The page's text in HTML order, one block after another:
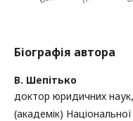
Біографія автора
В. Шепітько
доктор юридичних
(академік)